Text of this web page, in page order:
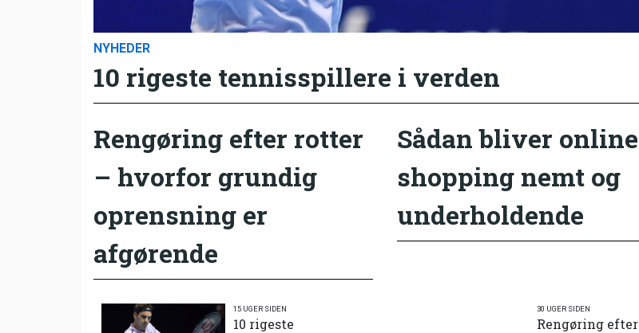
NYHEDER
10 rigeste tennisspillere i verden
Rengøring efter rotter
– hvorfor grundig
oprensning er
afgørende
Sådan bliver online
shopping nemt og
underholdende
15 UGER SIDEN
10 rigeste
30 UGER SIDEN
Rengøring efter